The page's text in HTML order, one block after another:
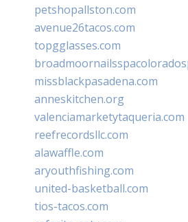
petshopallston.com
avenue26tacos.com
topgglasses.com
missblackpasadena.com
anneskitchen.org
valenciamarketytaqueria.com
reefrecordsllc.com
alawaffle.com
aryouthfishing.com
united-basketball.com
tios-tacos.com